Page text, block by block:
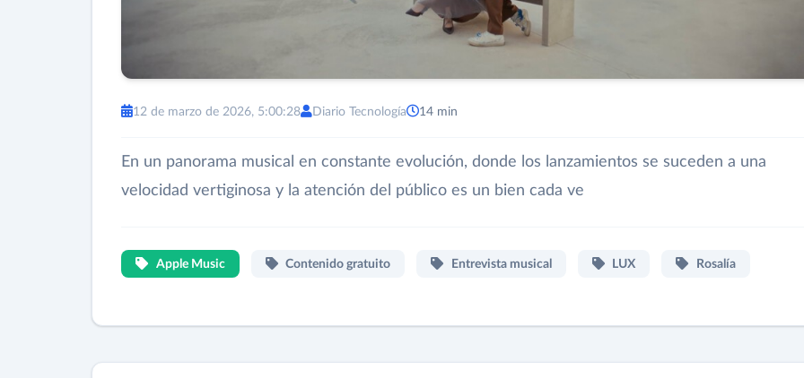
12 de marzo de 2026, 5:00:28 Diario Tecnología 14 min
En un panorama musical en constante evolución, donde los lanzamientos se suceden a una
velocidad vertiginosa y la atención del público es un bien cada ve
Apple Music Contenido gratuito Entrevista musical LUX Rosalía